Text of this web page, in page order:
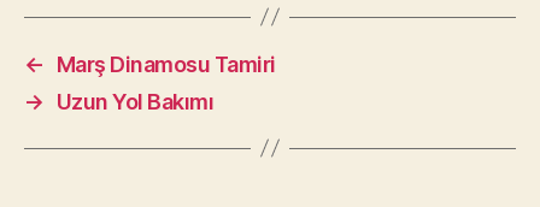
←
Marş Dinamosu Tamiri
→
Uzun Yol Bakımı